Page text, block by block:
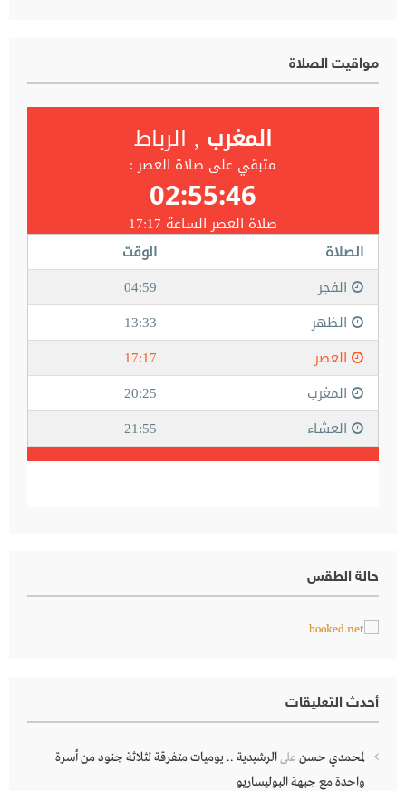
مواقيت الصلاة
حالة الطقس
أحدث التعليقات
لمحمدي حسن علىالرشيدية .. يوميات متفرقة لثلاثة جنود من أسرة
واحدة مع جبهة البوليساريو